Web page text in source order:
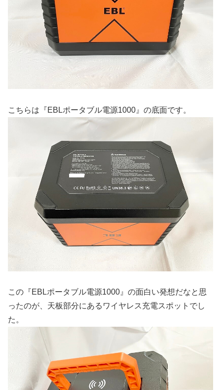
こちらは『EBLポータブル電源1000』の底面です。
この『EBLポータブル電源1000』の面白い発想だなと思
ったのが、天板部分にあるワイヤレス充電スポットでし
た。